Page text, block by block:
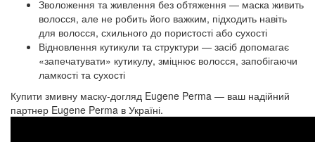
Зволоження та живлення без обтяження — маска живить
волосся, але не робить його важким, підходить навіть
для волосся, схильного до пористості або сухості
Відновлення кутикули та структури — засіб допомагає
«запечатувати» кутикулу, зміцнює волосся, запобігаючи
ламкості та сухості
Купити змивну маску‑догляд Eugene Perma — ваш надійний
партнер Eugene Perma в Україні.